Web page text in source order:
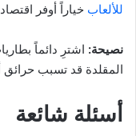
للألعاب خياراً أوفر
نصيحة: اشترِ دائماً
المقلدة قد تسبب حرائق
أسئلة شائعة